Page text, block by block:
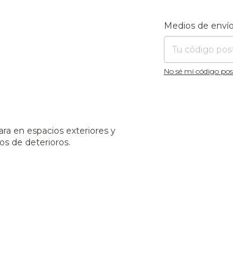
Entregas para el CP:
Medios de envío
No sé mi código
en espacios exteriores y
de deterioros.